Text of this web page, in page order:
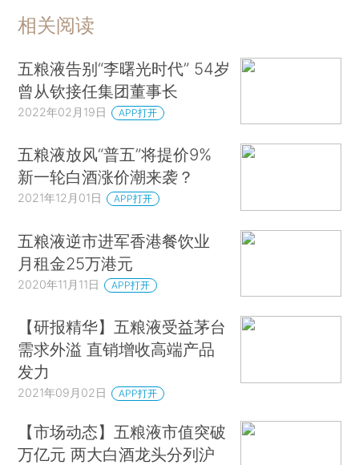
相关阅读
五粮液告别“李曙光时代” 54岁
曾从钦接任集团董事长
2022年02月19日 APP打开
五粮液放风“普五”将提价9%
新一轮白酒涨价潮来袭？
2021年12月01日 APP打开
五粮液逆市进军香港餐饮业
月租金25万港元
2020年11月11日 APP打开
【研报精华】五粮液受益茅台
需求外溢 直销增收高端产品
发力
2021年09月02日 APP打开
【市场动态】五粮液市值突破
万亿元 两大白酒龙头分列沪